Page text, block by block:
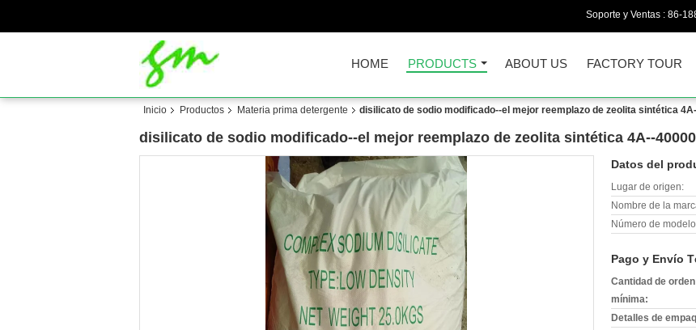
Soporte y Ventas : 86-
HOME PRODUCTS ABOUT US FACTORY TOUR
Inicio Productos Materia prima detergente disilicato de sodio modificado--el mejor reemplazo de zeolita sintética
disilicato de sodio modificado--el mejor reemplazo de zeolita sintética 4A--
Datos del
Lugar de origen:
Nombre de la
Número de
Pago y Envío
Cantidad de orden
mínima:
Detalles de